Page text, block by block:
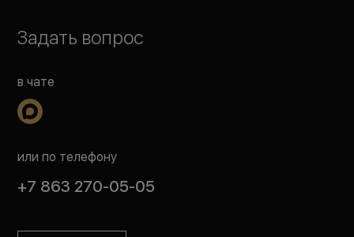
Задать вопрос
в чате
или по телефону
+7 863 270-05-05